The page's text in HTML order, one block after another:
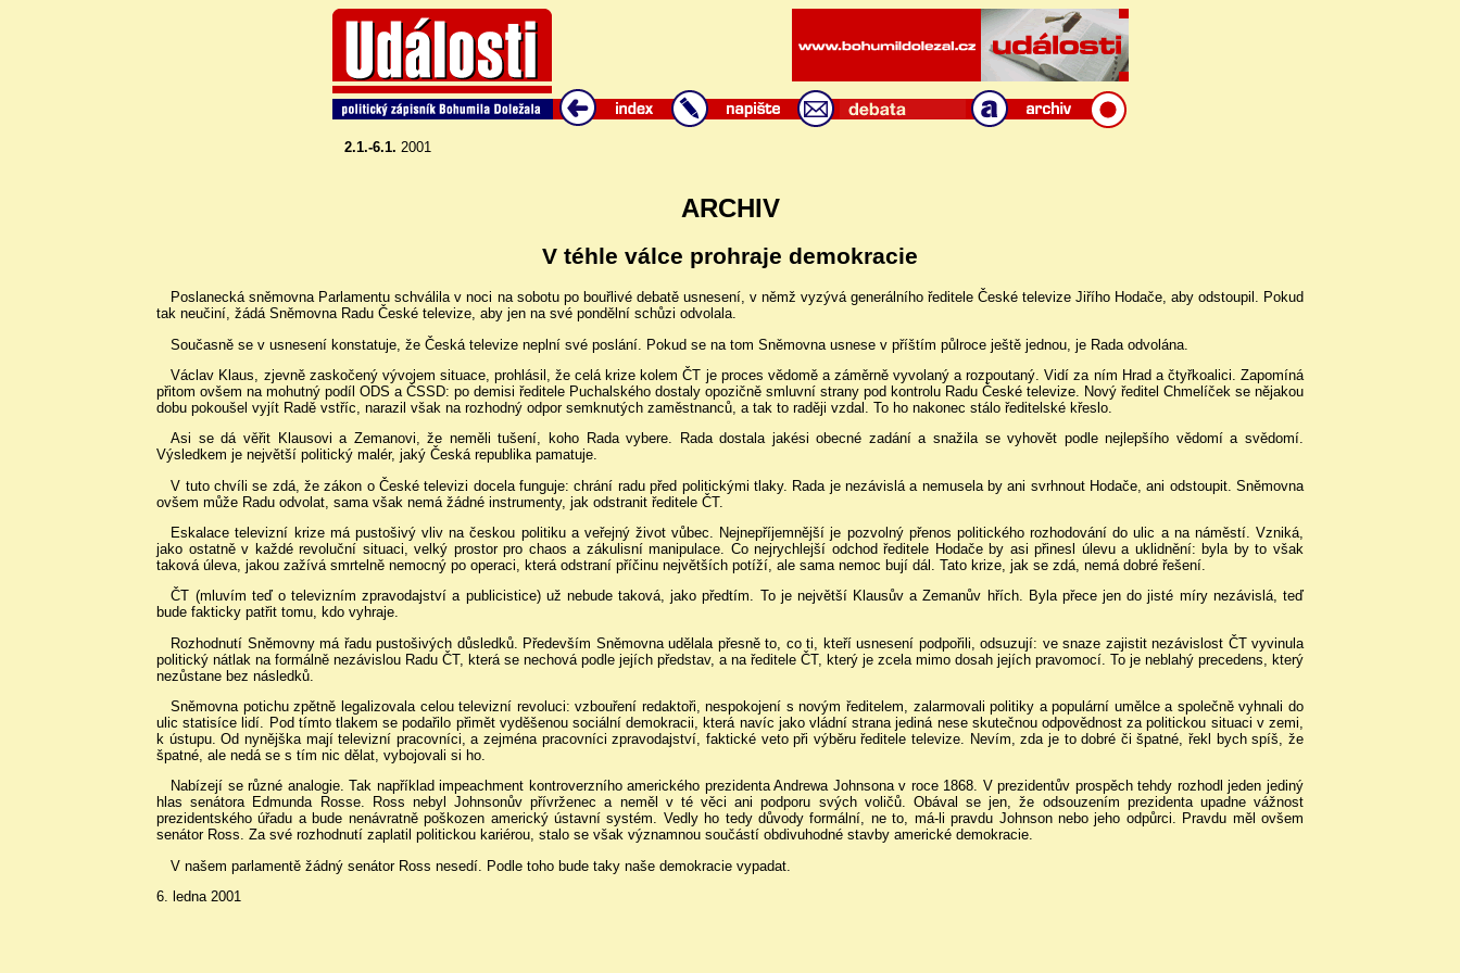
2.1.-6.1. 2001
ARCHIV
V téhle válce prohraje demokracie
Poslanecká sněmovna Parlamentu schválila v noci na sobotu po bouřlivé debatě usnesení, v němž vyzývá generálního ředitele České televize Jiřího Hodače, aby odstoupil. Pokud
tak neučiní, žádá Sněmovna Radu České televize, aby jen na své pondělní schůzi odvolala.
Současně se v usnesení konstatuje, že Česká televize neplní své poslání. Pokud se na tom Sněmovna usnese v příštím půlroce ještě jednou, je Rada odvolána.
Václav Klaus, zjevně zaskočený vývojem situace, prohlásil, že celá krize kolem ČT je proces vědomě a záměrně vyvolaný a rozpoutaný. Vidí za ním Hrad a čtyřkoalici. Zapomíná
přitom ovšem na mohutný podíl ODS a ČSSD: po demisi ředitele Puchalského dostaly opozičně smluvní strany pod kontrolu Radu České televize. Nový ředitel Chmelíček se nějakou
dobu pokoušel vyjít Radě vstříc, narazil však na rozhodný odpor semknutých zaměstnanců, a tak to raději vzdal. To ho nakonec stálo ředitelské křeslo.
Asi se dá věřit Klausovi a Zemanovi, že neměli tušení, koho Rada vybere. Rada dostala jakési obecné zadání a snažila se vyhovět podle nejlepšího vědomí a svědomí.
Výsledkem je největší politický malér, jaký Česká republika pamatuje.
V tuto chvíli se zdá, že zákon o České televizi docela funguje: chrání radu před politickými tlaky. Rada je nezávislá a nemusela by ani svrhnout Hodače, ani odstoupit. Sněmovna
ovšem může Radu odvolat, sama však nemá žádné instrumenty, jak odstranit ředitele ČT.
Eskalace televizní krize má pustošivý vliv na českou politiku a veřejný život vůbec. Nejnepříjemnější je pozvolný přenos politického rozhodování do ulic a na náměstí. Vzniká,
jako ostatně v každé revoluční situaci, velký prostor pro chaos a zákulisní manipulace. Co nejrychlejší odchod ředitele Hodače by asi přinesl úlevu a uklidnění: byla by to však
taková úleva, jakou zažívá smrtelně nemocný po operaci, která odstraní příčinu největších potíží, ale sama nemoc bují dál. Tato krize, jak se zdá, nemá dobré řešení.
ČT (mluvím teď o televizním zpravodajství a publicistice) už nebude taková, jako předtím. To je největší Klausův a Zemanův hřích. Byla přece jen do jisté míry nezávislá, teď
bude fakticky patřit tomu, kdo vyhraje.
Rozhodnutí Sněmovny má řadu pustošivých důsledků. Především Sněmovna udělala přesně to, co ti, kteří usnesení podpořili, odsuzují: ve snaze zajistit nezávislost ČT vyvinula
politický nátlak na formálně nezávislou Radu ČT, která se nechová podle jejích představ, a na ředitele ČT, který je zcela mimo dosah jejích pravomocí. To je neblahý precedens, který
nezůstane bez následků.
Sněmovna potichu zpětně legalizovala celou televizní revoluci: vzbouření redaktoři, nespokojení s novým ředitelem, zalarmovali politiky a populární umělce a společně vyhnali do
ulic statisíce lidí. Pod tímto tlakem se podařilo přimět vyděšenou sociální demokracii, která navíc jako vládní strana jediná nese skutečnou odpovědnost za politickou situaci v zemi,
k ústupu. Od nynějška mají televizní pracovníci, a zejména pracovníci zpravodajství, faktické veto při výběru ředitele televize. Nevím, zda je to dobré či špatné, řekl bych spíš, že
špatné, ale nedá se s tím nic dělat, vybojovali si ho.
Nabízejí se různé analogie. Tak například impeachment kontroverzního amerického prezidenta Andrewa Johnsona v roce 1868. V prezidentův prospěch tehdy rozhodl jeden jediný
hlas senátora Edmunda Rosse. Ross nebyl Johnsonův přívrženec a neměl v té věci ani podporu svých voličů. Obával se jen, že odsouzením prezidenta upadne vážnost
prezidentského úřadu a bude nenávratně poškozen americký ústavní systém. Vedly ho tedy důvody formální, ne to, má-li pravdu Johnson nebo jeho odpůrci. Pravdu měl ovšem
senátor Ross. Za své rozhodnutí zaplatil politickou kariérou, stalo se však významnou součástí obdivuhodné stavby americké demokracie.
V našem parlamentě žádný senátor Ross nesedí. Podle toho bude taky naše demokracie vypadat.
6. ledna 2001